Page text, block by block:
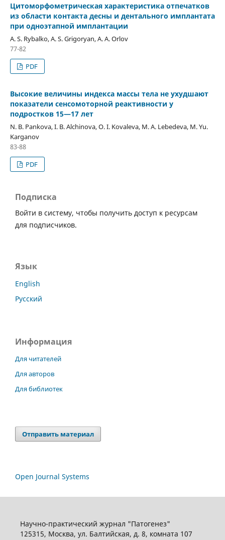
Цитоморфометрическая характеристика отпечатков
из области контакта десны и дентального имплантата
при одноэтапной имплантации
A. S. Rybalko, A. S. Grigoryan, A. A. Orlov
77-82
PDF
Высокие величины индекса массы тела не ухудшают
показатели сенсомоторной реактивности у
подростков 15—17 лет
N. B. Pankova, I. B. Alchinova, O. I. Kovaleva, M. A. Lebedeva, M. Yu.
Karganov
83-88
PDF
Подписка
Войти в систему, чтобы получить доступ к ресурсам
для подписчиков.
Язык
English
Русский
Информация
Для читателей
Для авторов
Для библиотек
Отправить материал
Open Journal Systems
Научно-практический журнал "Патогенез"
125315, Москва, ул. Балтийская, д. 8, комната 107